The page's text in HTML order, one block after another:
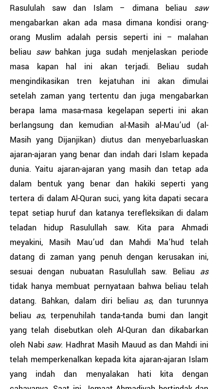
Rasululah saw dan Islam – dimana beliau saw
mengabarkan akan ada masa dimana kondisi orang-
orang Muslim adalah persis seperti ini – malahan
beliau saw bahkan juga sudah menjelaskan periode
masa kapan hal ini akan terjadi. Beliau sudah
mengindikasikan tren kejatuhan ini akan dimulai
setelah zaman yang tertentu dan juga mengabarkan
berapa lama masa-masa kegelapan seperti ini akan
berlangsung dan kemudian al-Masih al-Mau’ud (al-
Masih yang Dijanjikan) diutus dan menyebarluaskan
ajaran-ajaran yang benar dan indah dari Islam kepada
dunia. Yaitu ajaran-ajaran yang masih dan tetap ada
dalam bentuk yang benar dan hakiki seperti yang
tertera di dalam Al-Quran suci, yang kita dapati secara
tepat setiap huruf dan katanya terefleksikan di dalam
teladan hidup Rasulullah saw. Kita para Ahmadi
meyakini, Masih Mau’ud dan Mahdi Ma’hud telah
datang di zaman yang penuh dengan kerusakan ini,
sesuai dengan nubuatan Rasulullah saw. Beliau as
tidak hanya membuat pernyataan bahwa beliau telah
datang. Bahkan, dalam diri beliau as, dan turunnya
beliau as, terpenuhilah tanda-tanda bumi dan langit
yang telah disebutkan oleh Al-Quran dan dikabarkan
oleh Nabi saw. Hadhrat Masih Mauud as dan Mahdi ini
telah memperkenalkan kepada kita ajaran-ajaran Islam
yang indah dan menyalakan hati kita dengan